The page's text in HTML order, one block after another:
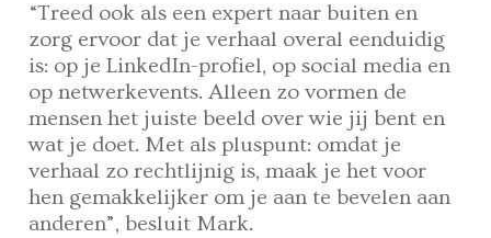
“Treed ook als een expert naar buiten en
zorg ervoor dat je verhaal overal eenduidig
is: op je LinkedIn-profiel, op social media en
op netwerkevents. Alleen zo vormen de
mensen het juiste beeld over wie jij bent en
wat je doet. Met als pluspunt: omdat je
verhaal zo rechtlijnig is, maak je het voor
hen gemakkelijker om je aan te bevelen aan
anderen”, besluit Mark.